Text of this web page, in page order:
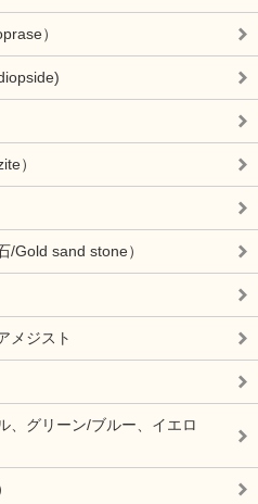
）
）
/Gold sand stone）
メジスト
、グリーン/ブルー、イエロ